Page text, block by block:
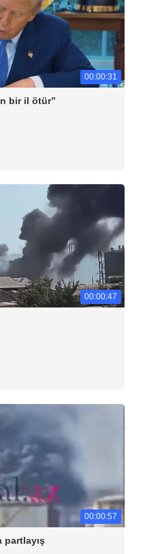
00:00:31
bir il ötür”
00:00:47
00:00:57
partlayış